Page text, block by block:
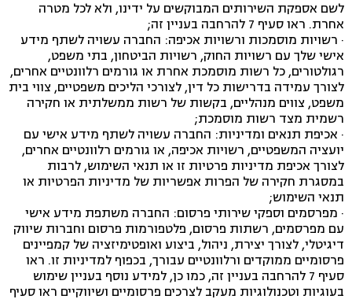
לשם אספקת השירותים המבוקשים על ידינו, ולא לכל מטרה
אחרת. ראו סעיף ‏7 להרחבה בעניין זה;
· רשויות מוסמכות ורשויות אכיפה: החברה עשויה לשתף מידע
אישי שלך עם רשויות החוק, רשויות הביטחון, בתי משפט,
רגולטורים, כל רשות מוסמכת אחרת או גורמים רלוונטיים אחרים,
לצורך עמידה בדרישות כל דין, לצורכי הליכים משפטיים, צווי בית
משפט, צווים מנהליים, בקשות של רשות ממשלתית או חקירה
רשמית מצד רשות מוסמכת;
· אכיפת תנאים ומדיניות: החברה עשויה לשתף מידע אישי עם
יועציה המשפטיים, רשויות אכיפה, או גורמים רלוונטיים אחרים,
לצורך אכיפת מדיניות פרטיות זו או תנאי השימוש, לרבות
במסגרת חקירה של הפרות אפשריות של מדיניות הפרטיות או
תנאי השימוש;
· מפרסמים וספקי שירותי פרסום: החברה משתפת מידע אישי
עם מפרסמים, רשתות פרסום, פלטפורמות פרסום וחברות שיווק
דיגיטלי, לצורך יצירת, ניהול, ביצוע ואופטימיזציה של קמפיינים
פרסומיים ממוקדים ורלוונטיים עבורך, בכפוף למדיניות זו. ראו
סעיף ‏7 להרחבה בעניין זה, כמו כן, למידע נוסף בעניין שימוש
בעוגיות וטכנולוגיות מעקב לצרכים פרסומיים ושיווקיים ראו סעיף